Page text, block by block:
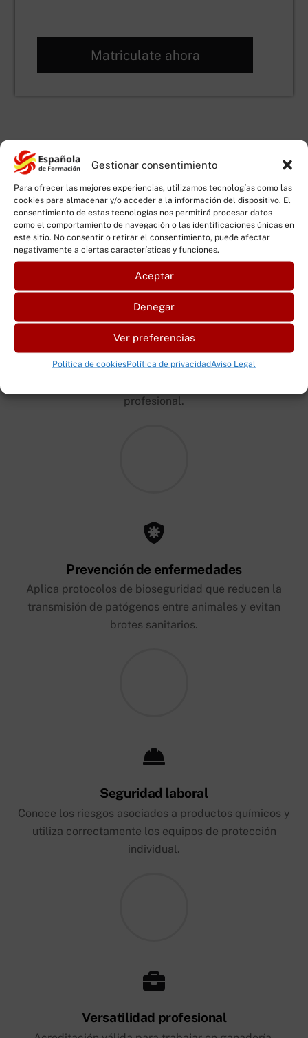
Gestionar consentimiento
Para ofrecer las mejores experiencias, utilizamos tecnologías como las
cookies para almacenar y/o acceder a la información del dispositivo. El
consentimiento de estas tecnologías nos permitirá procesar datos
como el comportamiento de navegación o las identificaciones únicas en
este sitio. No consentir o retirar el consentimiento, puede afectar
negativamente a ciertas características y funciones.
Aceptar
Denegar
Ver preferencias
Política de cookiesPolítica de privacidadAviso Legal
Matriculate ahora
Ventajas de formarte en biocidas
para la higiene veterinaria
Cumplimiento normativo
Capacitación obligatoria según Real Decreto
profesional.
Prevención de enfermedades
Aplica protocolos de bioseguridad que reducen la
transmisión de patógenos entre animales y evitan
brotes sanitarios.
Seguridad laboral
Conoce los riesgos asociados a productos químicos y
utiliza correctamente los equipos de protección
individual.
Versatilidad profesional